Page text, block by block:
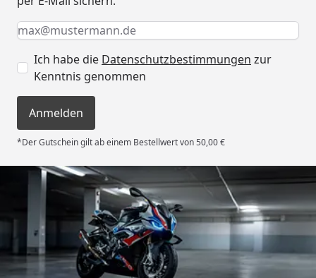
Keine Eingabe erforderlich
Eingabe erforderlich
E-Mail *
Ich habe die Datenschutzbestimmungen zur
Kenntnis genommen
Anmelden
*Der Gutschein gilt ab einem Bestellwert von 50,00 €
Trusted Shops
4,85/ 5